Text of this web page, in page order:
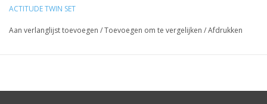
ACTITUDE TWIN SET
Aan verlanglijst toevoegen /Toevoegen om te vergelijken /Afdrukken